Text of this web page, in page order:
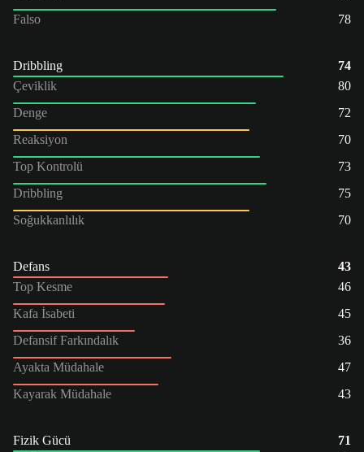
Falso
78
Dribbling
74
Çeviklik
80
Denge
72
Reaksiyon
70
Top Kontrolü
73
Dribbling
75
Soğukkanlılık
70
Defans
43
Top Kesme
46
Kafa İsabeti
45
Defansif Farkındalık
36
Ayakta Müdahale
47
Kayarak Müdahale
43
Fizik Gücü
71